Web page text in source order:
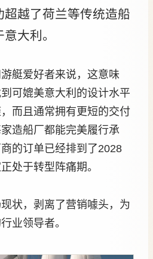
超越了荷兰等传统造船
大利。
艇爱好者来说，这意味
可媲美意大利的设计水平
而且通常拥有更短的交付
造船厂都能完美履行承
的订单已经排到了2028
处于转型阵痛期。
状，剥离了营销噱头，为
业领导者。